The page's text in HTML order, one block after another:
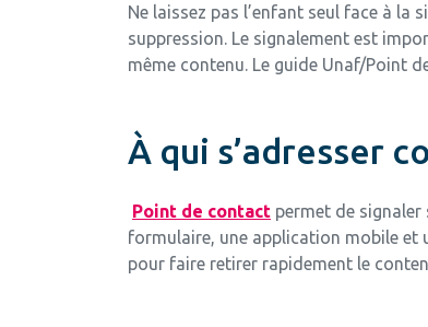
Ne laissez pas l’enfant seul face à
suppression. Le signalement est
même contenu. Le guide Unaf/Point
À qui s’adresser
Point de contact permet de
formulaire, une application mobile et
pour faire retirer rapidement le